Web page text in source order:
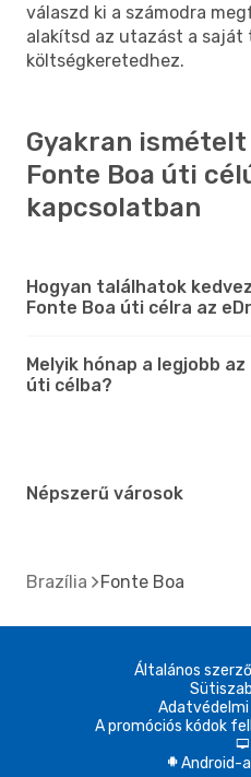
válaszd ki a számodra
alakítsd az utazást a saját
költségkeretedhez.
Gyakran
Fonte Boa úti
kapcsolatban
Hogyan találhatok
Fonte Boa úti célra az
Melyik hónap a legjobb
úti célba?
Népszerű városok
Brazília Fonte Boa
Általános
A promóciós kódok
d
A Android-